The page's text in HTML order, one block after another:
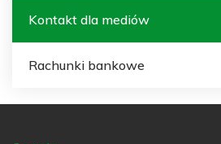
Kontakt dla mediów
Rachunki bankowe